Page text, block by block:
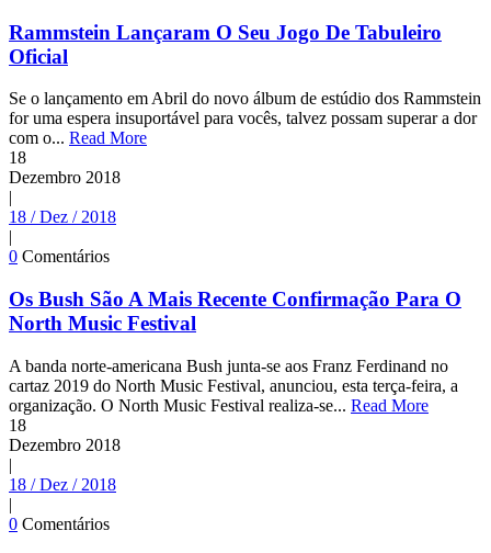
Rammstein Lançaram O Seu Jogo De Tabuleiro
Oficial
Se o lançamento em Abril do novo álbum de estúdio dos Rammstein
for uma espera insuportável para vocês, talvez possam superar a dor
com o... Read More
18
Dezembro 2018
|
18 / Dez / 2018
|
0 Comentários
Os Bush São A Mais Recente Confirmação Para O
North Music Festival
A banda norte-americana Bush junta-se aos Franz Ferdinand no
cartaz 2019 do North Music Festival, anunciou, esta terça-feira, a
organização. O North Music Festival realiza-se... Read More
18
Dezembro 2018
|
18 / Dez / 2018
|
0 Comentários